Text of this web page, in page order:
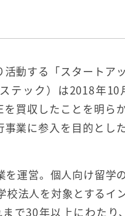
動する「スタートア
テック）は2018年10
買収したことを明ら
業に参入を目的とし
運営。個人向け留学
法人を対象とするイ
で30年以上にわた